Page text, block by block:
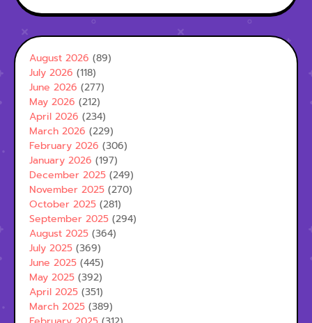
August 2026 (89)
July 2026 (118)
June 2026 (277)
May 2026 (212)
April 2026 (234)
March 2026 (229)
February 2026 (306)
January 2026 (197)
December 2025 (249)
November 2025 (270)
October 2025 (281)
September 2025 (294)
August 2025 (364)
July 2025 (369)
June 2025 (445)
May 2025 (392)
April 2025 (351)
March 2025 (389)